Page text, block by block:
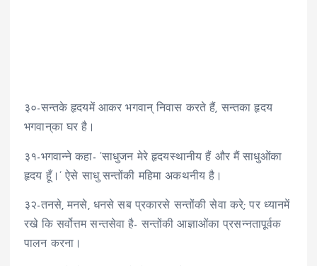
३०-सन्तके हृदयमें आकर भगवान् निवास करते हैं, सन्तका हृदय
भगवान्‌का घर है।
३१-भगवान्ने कहा- ‘साधुजन मेरे हृदयस्थानीय हैं और मैं साधुओंका
हृदय हूँ।’ ऐसे साधु सन्तोंकी महिमा अकथनीय है।
३२-तनसे, मनसे, धनसे सब प्रकारसे सन्तोंकी सेवा करे; पर ध्यानमें
रखे कि सर्वोत्तम सन्तसेवा है- सन्तोंकी आज्ञाओंका प्रसन्नतापूर्वक
पालन करना।